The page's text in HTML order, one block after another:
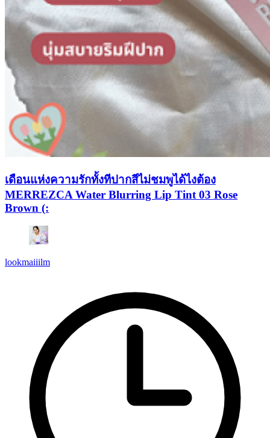
เดือนแห่งความรักทั้งทีปากสีไม่ชมพูได้ไงต้อง
MERREZCA Water Blurring Lip Tint 03 Rose
Brown (:
lookmaiiilm